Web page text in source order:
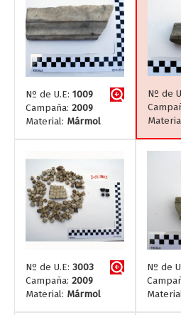
Nº de U.E: 1009
Campaña: 2009
Material: Mármol
Nº de
Nº de U.E: 3003
Campaña: 2009
Material: Mármol
Nº de